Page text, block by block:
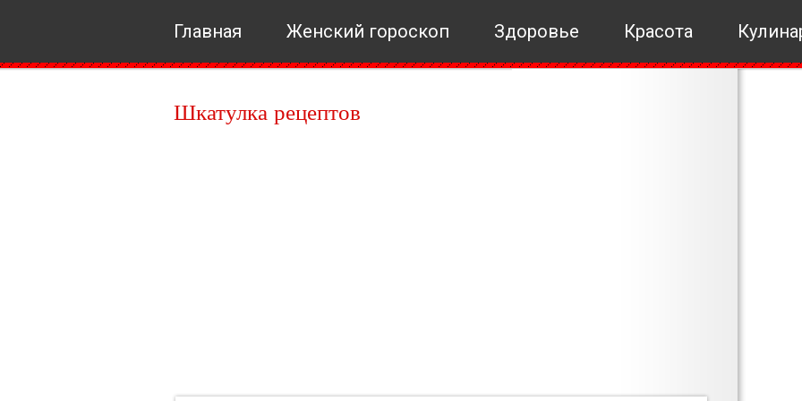
Главная Женский гороскоп Здоровье Красота
Шкатулка рецептов